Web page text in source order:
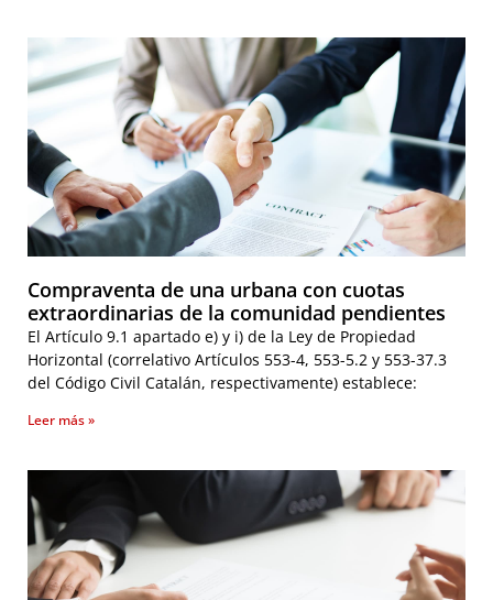
Compraventa de una urbana con cuotas
extraordinarias de la comunidad pendientes
El Artículo 9.1 apartado e) y i) de la Ley de Propiedad
Horizontal (correlativo Artículos 553-4, 553-5.2 y 553-37.3
del Código Civil Catalán, respectivamente) establece:
Leer más »